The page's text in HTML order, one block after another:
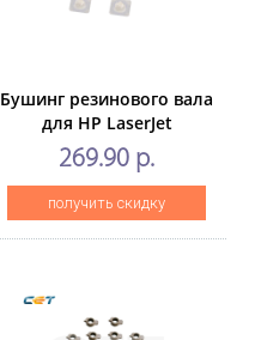
Бушинг резинового вала
для HP LaserJet
Enterprise
P3015,M521/M525 (CET), 2
шт/компл, CET6375R
269.90 р.
получить скидку